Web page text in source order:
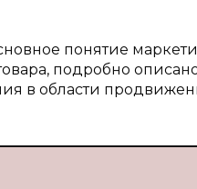
понятие
подробно
в области